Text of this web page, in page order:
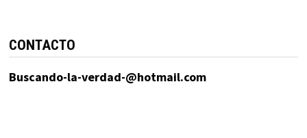
CONTACTO
Buscando-la-verdad-@hotmail.com